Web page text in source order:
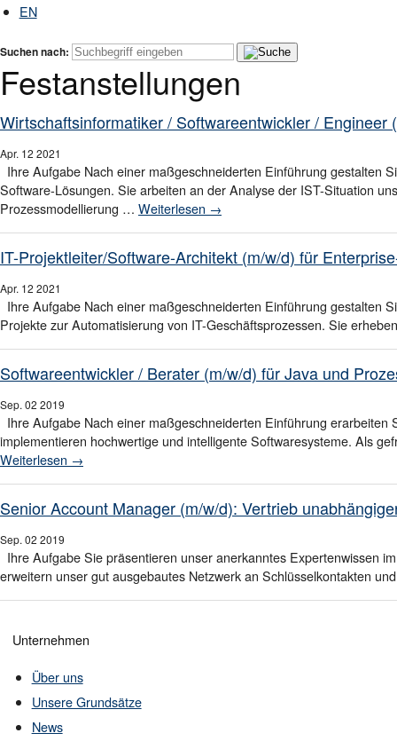
EN
Suchen nach:
Festanstellungen
Wirtschaftsinformatiker / Softwareentwickler /
Apr. 12 2021
Ihre Aufgabe Nach einer maßgeschneiderten Einführung gestalten
Software-Lösungen. Sie arbeiten an der Analyse der IST-Situation
Prozessmodellierung … Weiterlesen →
IT-Projektleiter/Software-Architekt (m/w/d) für
Apr. 12 2021
Ihre Aufgabe Nach einer maßgeschneiderten Einführung gestalten
Projekte zur Automatisierung von IT-Geschäftsprozessen. Sie
Softwareentwickler / Berater (m/w/d) für Java und
Sep. 02 2019
Ihre Aufgabe Nach einer maßgeschneiderten Einführung
implementieren hochwertige und intelligente Softwaresysteme. Als
Weiterlesen →
Senior Account Manager (m/w/d): Vertrieb
Sep. 02 2019
Ihre Aufgabe Sie präsentieren unser anerkanntes Expertenwissen
erweitern unser gut ausgebautes Netzwerk an Schlüsselkontakten
Unternehmen
Über uns
Unsere Grundsätze
News